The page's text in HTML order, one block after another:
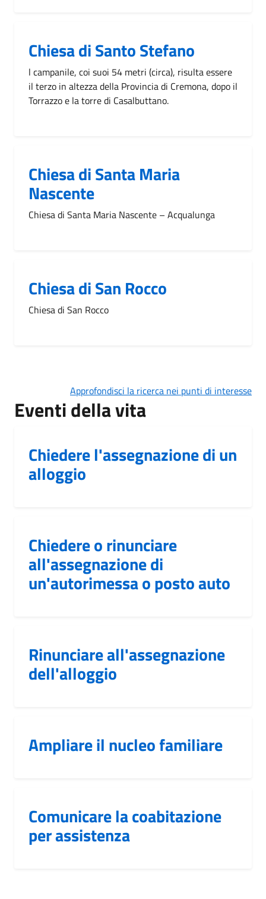
Chiesa di Santo Stefano
l campanile, coi suoi 54 metri (circa), risulta essere
il terzo in altezza della Provincia di Cremona, dopo il
Torrazzo e la torre di Casalbuttano.
Chiesa di Santa Maria
Nascente
Chiesa di Santa Maria Nascente – Acqualunga
Chiesa di San Rocco
Chiesa di San Rocco
Approfondisci la ricerca nei punti di interesse
Eventi della vita
Chiedere l'assegnazione di un
alloggio
Chiedere o rinunciare
all'assegnazione di
un'autorimessa o posto auto
Rinunciare all'assegnazione
dell'alloggio
Ampliare il nucleo familiare
Comunicare la coabitazione
per assistenza